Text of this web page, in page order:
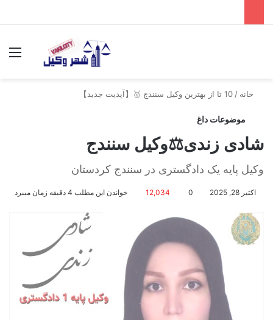
خانه / 10 تا از بهترین وکیل سنندج 🥇【آپدیت جدید】
موضوعات داغ
شادی زندی⚖️وکیل سنندج
وکیل پایه یک دادگستری در سنندج کردستان
اکتبر 28, 2025 0
12,034 خواندن این مطلب 4 دقیقه زمان میبرد